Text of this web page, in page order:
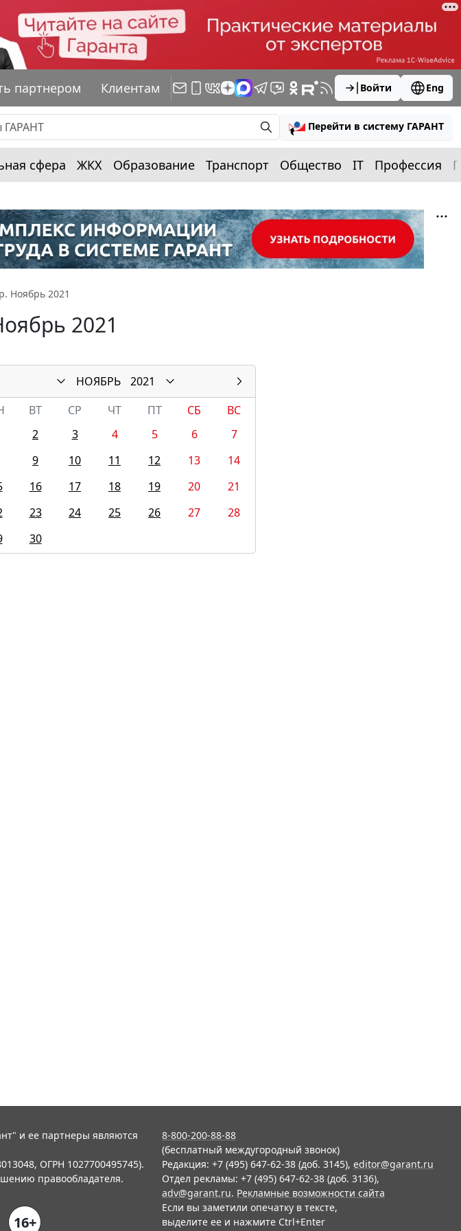
партнером Клиентам Войти Eng
Перейти в систему ГАРАНТ
сфера ЖКХ Образование Транспорт Общество IT Профессия
Ноябрь 2021
2021
НОЯБРЬ
2021
ВТ СР ЧТ ПТ СБ
ВС
2 3 4 5 6
7
9 10 11 12 13
14
16 17 18 19 20
21
23 24 25 26 27
28
30
и ее партнеры являются
ОГРН 1027700495745).
правообладателя.
16+
8-800-200-88-88
(бесплатный междугородный звонок)
Редакция: +7 (495) 647-62-38 (доб. 3145), editor@garant.ru
Отдел рекламы: +7 (495) 647-62-38 (доб. 3136),
adv@garant.ru. Рекламные возможности сайта
Если вы заметили опечатку в тексте,
выделите ее и нажмите Ctrl+Enter